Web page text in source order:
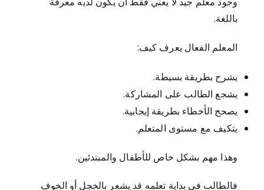
باللغة.
المعلم الفعال يعرف كيف:
يشرح بطريقة بسيطة.
يشجع الطالب على المشاركة.
يصحح الأخطاء بطريقة إيجابية.
يتكيف مع مستوى المتعلم.
وهذا مهم بشكل خاص للأطفال والمبتدئين.
فالطالب في بداية تعلمه قد يشعر بالخجل أو الخوف